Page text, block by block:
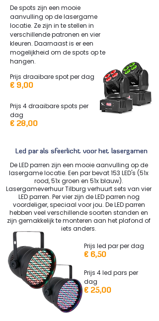
De spots zijn een mooie
aanvulling op de lasergame
locatie. Ze zijn in te stellen in
verschillende patronen en vier
kleuren. Daarnaast is er een
mogelijkheid om de spots op te
hangen.
Prijs draaibare spot per dag
€ 9,00
Prijs 4 draaibare spots per
dag
€ 28,00
Led par als sfeerlicht voor het lasergamen
De LED parren zijn een mooie aanvulling op de
lasergame locatie. Een par bevat 153 LED's (51x
rood, 51x groen en 51x blauw).
Lasergameverhuur Tilburg verhuurt sets van vier
LED parren. Per vier zijn de LED parren nog
voordeliger, speciaal voor jou. De LED parren
hebben veel verschillende soorten standen en
zijn gemakkelijk te monteren aan het plafond of
iets anders.
Prijs led par per dag
€ 6,50
Prijs 4 led pars per
dag
€ 25,00